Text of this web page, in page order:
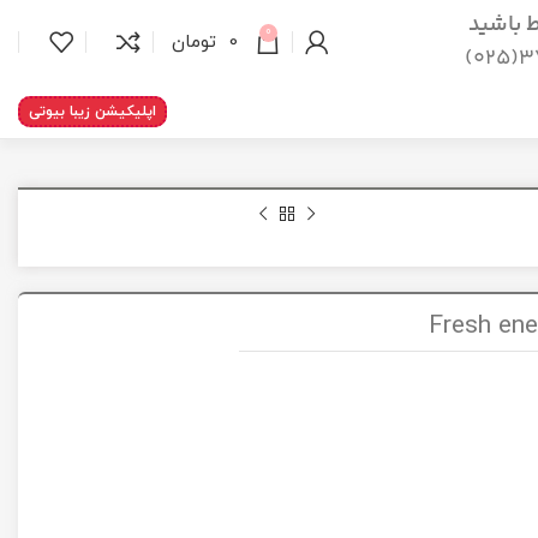
باشید
0
0 تومان
اپلیکیشن زیبا بیوتی